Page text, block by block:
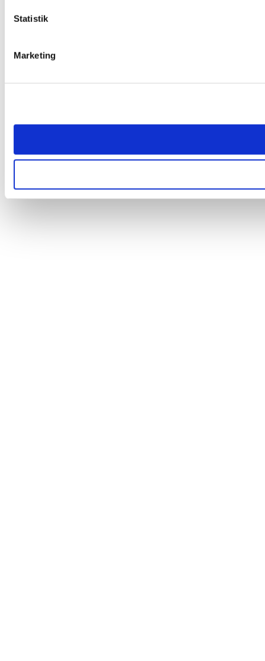
Statistik
Marketing